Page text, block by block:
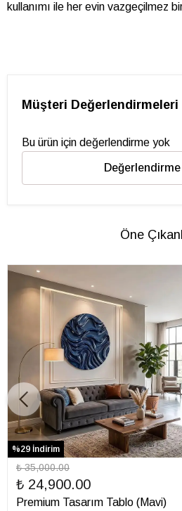
kullanımı ile her evin vazgeçilmez
Müşteri Değerlendirmeleri
Bu ürün için değerlendirme yok
Değerlendirme
Öne
%29 İndirim
₺ 35,000.00
₺ 24,900.00
Premium Tasarım Tablo (Mavi)